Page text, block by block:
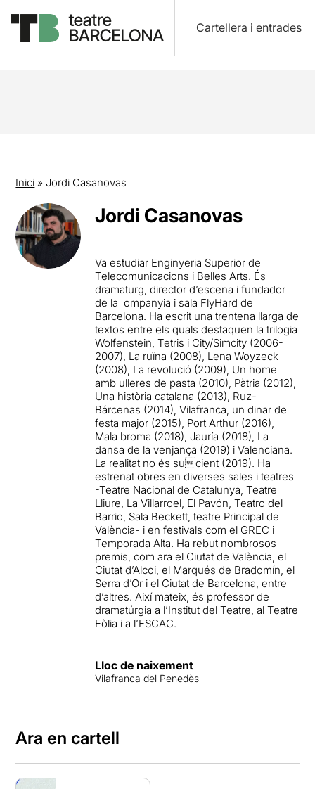
Cartellera i entrades
Inici » Jordi Casanovas
Jordi Casanovas
Va estudiar Enginyeria Superior de
Telecomunicacions i Belles Arts. És
dramaturg, director d’escena i fundador
de la ompanyia i sala FlyHard de
Barcelona. Ha escrit una trentena llarga de
textos entre els quals destaquen la trilogia
Wolfenstein, Tetris i City/Simcity (2006-
2007), La ruïna (2008), Lena Woyzeck
(2008), La revolució (2009), Un home
amb ulleres de pasta (2010), Pàtria (2012),
Una història catalana (2013), Ruz-
Bárcenas (2014), Vilafranca, un dinar de
festa major (2015), Port Arthur (2016),
Mala broma (2018), Jauría (2018), La
dansa de la venjança (2019) i Valenciana.
La realitat no és sucient (2019). Ha
estrenat obres en diverses sales i teatres
-Teatre Nacional de Catalunya, Teatre
Lliure, La Villarroel, El Pavón, Teatro del
Barrio, Sala Beckett, teatre Principal de
València- i en festivals com el GREC i
Temporada Alta. Ha rebut nombrosos
premis, com ara el Ciutat de València, el
Ciutat d’Alcoi, el Marqués de Bradomín, el
Serra d’Or i el Ciutat de Barcelona, entre
d’altres. Així mateix, és professor de
dramatúrgia a l’Institut del Teatre, al Teatre
Eòlia i a l’ESCAC.
Lloc de naixement
Vilafranca del Penedès
Ara en cartell